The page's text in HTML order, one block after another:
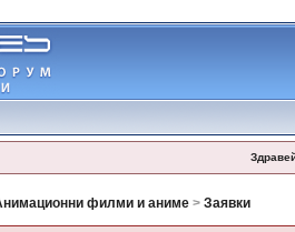
филми и аниме> Заявки